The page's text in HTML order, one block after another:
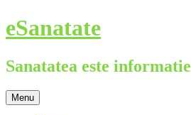
Skip
to
eSanatate
Sanatatea este informatie
Menu